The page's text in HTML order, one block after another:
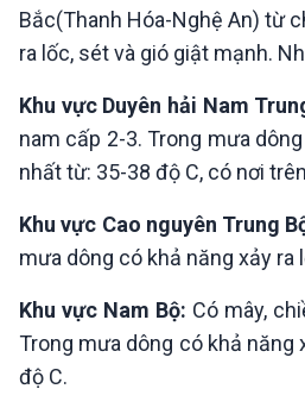
Bắc(Thanh Hóa-Nghệ An) từ
ra lốc, sét và gió giật mạnh.
Khu vực Duyên hải Nam
nam cấp 2-3. Trong mưa
nhất từ: 35-38 độ C, có nơi
Khu vực Cao nguyên Trung
mưa dông có khả năng xảy
Khu vực Nam Bộ: Có mây,
Trong mưa dông có khả năng
độ C.